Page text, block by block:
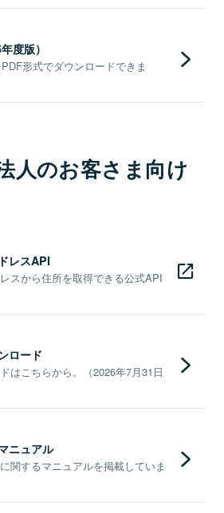
度版）
形式でダウンロードできま
人のお客さま向け
レスAPI
スから住所を取得できる公式API
ロード
はこちらから。（2026年7月31日
ニュアル
関するマニュアルを掲載していま